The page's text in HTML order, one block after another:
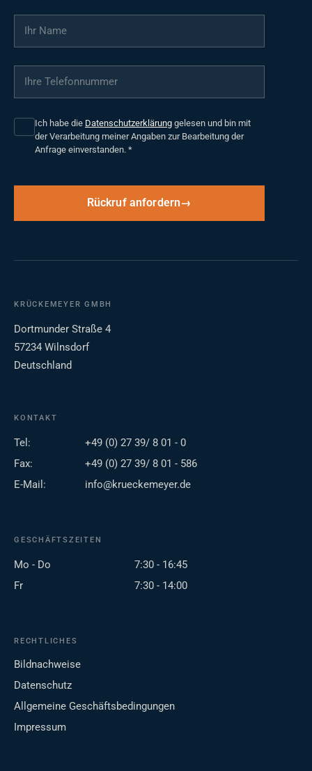
Ihr Name
Ihre Telefonnummer
Ich habe die Datenschutzerklärung gelesen und bin mit
der Verarbeitung meiner Angaben zur Bearbeitung der
Anfrage einverstanden. *
Rückruf anfordern
KRÜCKEMEYER GMBH
Dortmunder Straße 4
57234 Wilnsdorf
Deutschland
KONTAKT
Tel:
+49 (0) 27 39/ 8 01 - 0
Fax:
+49 (0) 27 39/ 8 01 - 586
E-Mail:
info@krueckemeyer.de
GESCHÄFTSZEITEN
Mo - Do
7:30 - 16:45
Fr
7:30 - 14:00
RECHTLICHES
Bildnachweise
Datenschutz
Allgemeine Geschäftsbedingungen
Impressum